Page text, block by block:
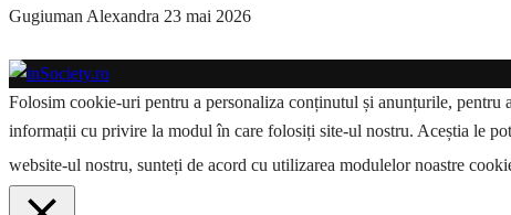
Gugiuman Alexandra 23 mai 2026
Folosim cookie-uri pentru a personaliza conținutul și anunțurile, pentru
informații cu privire la modul în care folosiți site-ul nostru. Aceștia le
website-ul nostru, sunteți de acord cu utilizarea modulelor noastre